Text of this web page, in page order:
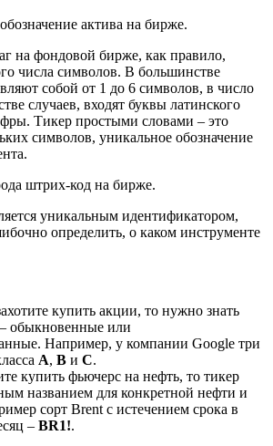
актива на бирже.
на фондовой бирже, как правило,
числа символов. В большинстве
собой от 1 до 6 символов, в число
случаев, входят буквы латинского
Тикер простыми словами – это
символов, уникальное обозначение
штрих-код на бирже.
уникальным идентификатором,
определить, о каком инструменте
купить акции, то нужно знать
обыкновенные или
Например, у компании Google три
A, B и C.
купить фьючерс на нефть, то тикер
названием для конкретной нефти и
сорт Brent с истечением срока в
– BR1!.